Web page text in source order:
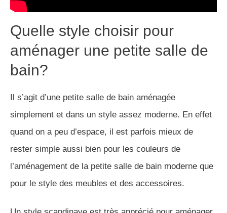
Quelle style choisir pour
aménager une petite salle de
bain?
Il s’agit d’une petite salle de bain aménagée
simplement et dans un style assez moderne. En effet
quand on a peu d’espace, il est parfois mieux de
rester simple aussi bien pour les couleurs de
l’aménagement de la petite salle de bain moderne que
pour le style des meubles et des accessoires.